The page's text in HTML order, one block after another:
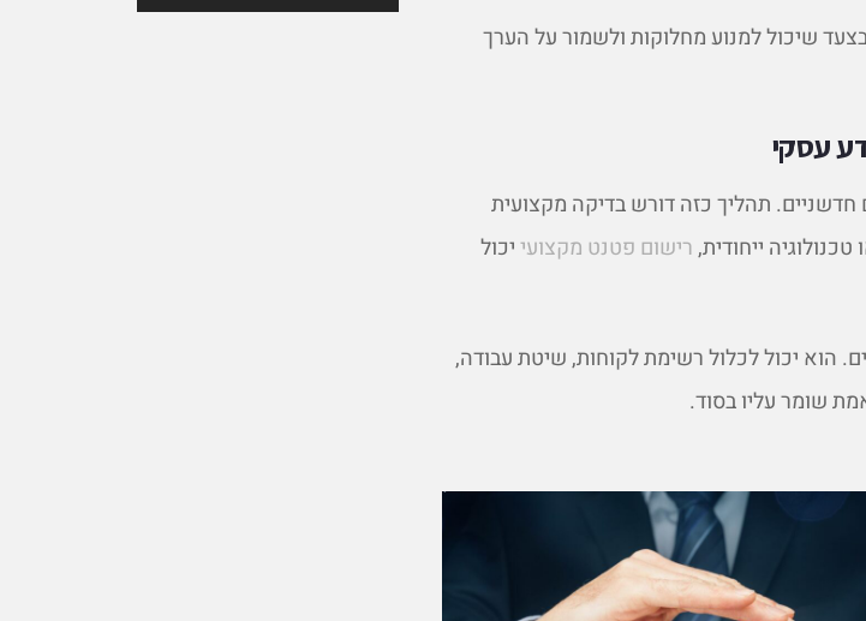
שיכול למנוע מחלוקות ולשמור על הערך
עסקי
חדשניים. תהליך כזה דורש בדיקה מקצועית
ייחודית,רישום פטנט מקצועייכול
הוא יכול לכלול רשימת לקוחות, שיטת עבודה,
שומר עליו בסוד.